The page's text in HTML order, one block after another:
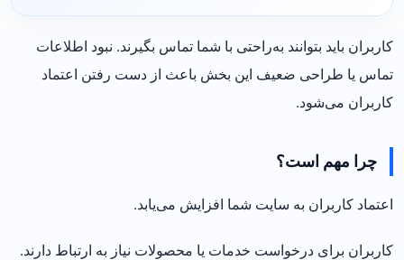
کاربران باید بتوانند به‌راحتی با شما تماس بگیرند. نبود اطلاعات
تماس یا طراحی ضعیف این بخش باعث از دست رفتن اعتماد
کاربران می‌شود.
چرا مهم است؟
اعتماد کاربران به سایت شما افزایش می‌یابد.
کاربران برای درخواست خدمات یا محصولات نیاز به ارتباط دارند.